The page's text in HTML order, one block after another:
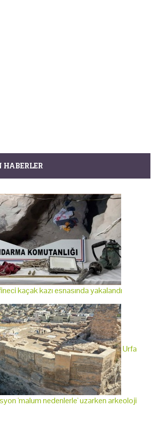
HABERLER
kaçak kazı esnasında yakalandı
Urfa
'malum nedenlerle' uzarken arkeoloji